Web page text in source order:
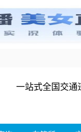
一站式全国交通